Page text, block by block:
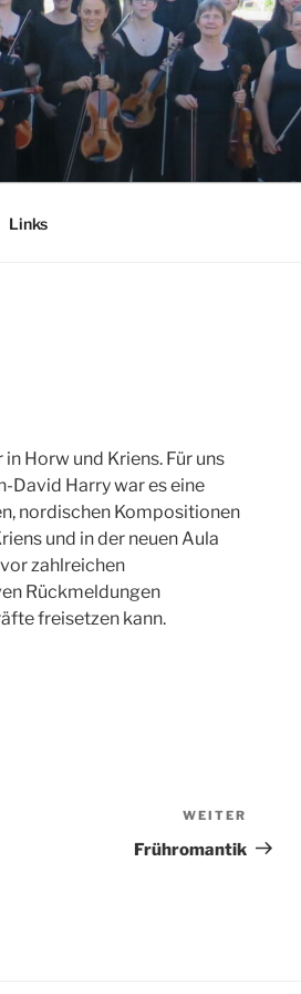
Links
Horw und Kriens. Für uns
David Harry war es eine
nordischen Kompositionen
und in der neuen Aula
zahlreichen
Rückmeldungen
freisetzen kann.
Beitrag
WEITER
Frühromantik